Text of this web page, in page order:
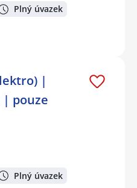
Plný úvazek
|
| pouze
Plný úvazek